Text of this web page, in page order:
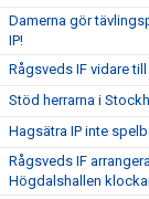
Damerna gör
IP!
Rågsveds IF vidare
Stöd herrarna i
Hagsätra IP inte
Rågsveds IF
Högdalshallen